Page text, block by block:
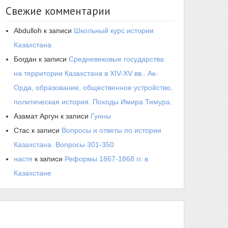
Свежие комментарии
Abdulloh к записи Школьный курс истории
Казахстана
Богдан к записи Средневековые государства
на территории Казахстана в XIV-XV вв.. Ак-
Орда, образование, общественное устройство,
политическая история. Походы Имира Тимура.
Азамат Аргун к записи Гунны
Стас к записи Вопросы и ответы по истории
Казахстана. Вопросы 301-350
настя к записи Реформы 1867-1868 гг. в
Казахстане